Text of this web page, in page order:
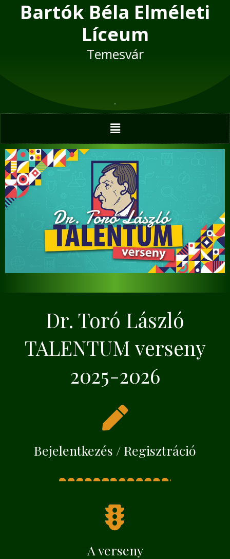
Bartók Béla Elméleti
Líceum
Temesvár
Menu
Dr. Toró László
TALENTUM verseny
2025-2026
Bejelentkezés / Regisztráció
A verseny